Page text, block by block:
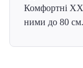
Комфортні
ними до 80 см.